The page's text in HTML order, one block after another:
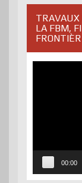
TRAVAUX
LA FBM,
00:00